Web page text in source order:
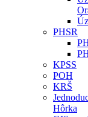
PHSR
KPSS
POH
KRŠ
Hôrka